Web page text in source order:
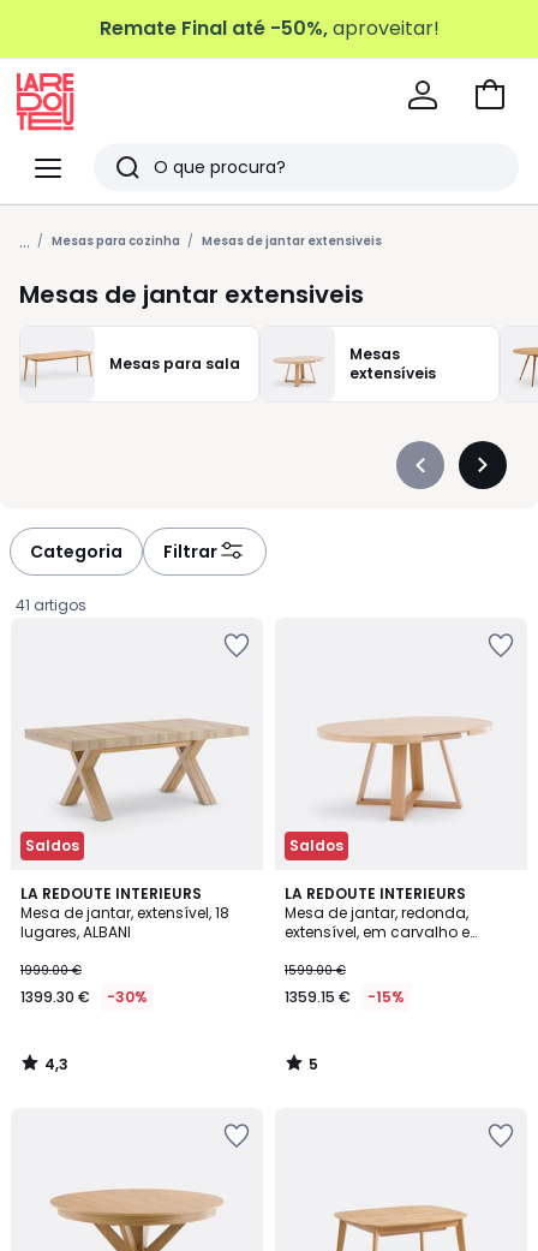
Remate Final até -50%,aproveitar!
Menu
Redoute
Pesquisar
Últimos
artigos
vistos
Ir
... Mesas para cozinha Mesas de jantar extensiveis
Mesas de jantar extensiveis
Mesas para sala
Mesas
extensíveis
Précédent
Categoria Filtrar
41 artigos
Saldos
LA REDOUTE INTERIEURS
Mesa de jantar, extensível, 18
lugares, ALBANI
€
em
de
1999.00
aplicado.
1999.00 €
1399.30 € -30%
4,3
/ 5
4,3
/
Saldos
LA REDOUTE INTERIEURS
Mesa de jantar, redonda,
extensível, em carvalho e
1599.00 €
1359.15 € -15%
5
/
5
5
/